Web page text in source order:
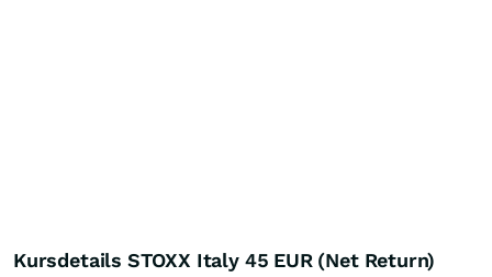
Kursdetails STOXX Italy 45 EUR (Net Return)